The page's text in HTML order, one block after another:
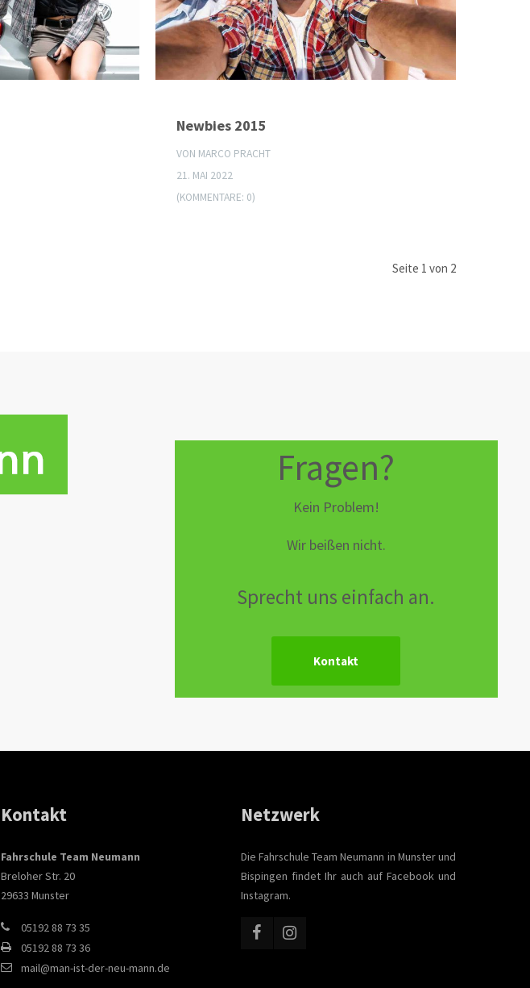
Newbies 2015
VON MARCO PRACHT
21. MAI 2022
(KOMMENTARE: 0)
Seite 1 von 2
Fragen?
Kein Problem!
Wir beißen nicht.
Sprecht uns einfach an.
Kontakt
Kontakt
Fahrschule Team Neumann
Breloher Str. 20
29633 Munster
05192 88 73 35
05192 88 73 36
mail@man-ist-der-neu-mann.de
Netzwerk
Die Fahrschule Team Neumann in Munster und
Bispingen findet Ihr auch auf Facebook und
Instagram.